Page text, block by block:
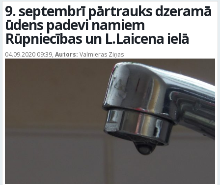
Sludinājumi
Reklāmraksti
9. septembrī pārtrauks dzeramā
ūdens padevi namiem
Rūpniecības un L.Laicena ielā
04.09.2020 09:39, Autors: Valmieras Ziņas